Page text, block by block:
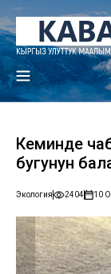
Кеминде
бугунун
Экология 2404 10